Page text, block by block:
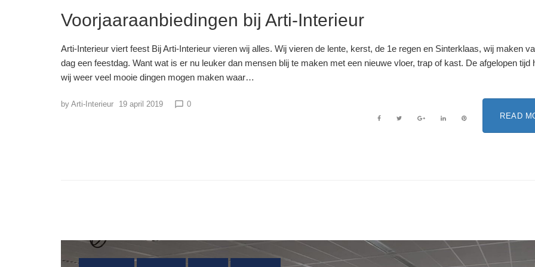
Voorjaaraanbiedingen bij Arti-Interieur
Arti-Interieur viert feest Bij Arti-Interieur vieren wij alles. Wij vieren de lente, kerst, de 1e regen en Sinterklaas, wij maken
dag een feestdag. Want wat is er nu leuker dan mensen blij te maken met een nieuwe vloer, trap of kast. De afgelopen tijd
wij weer veel mooie dingen mogen maken waar…
by Arti-Interieur 19 april 2019 chat_bubble_outline 0
READ